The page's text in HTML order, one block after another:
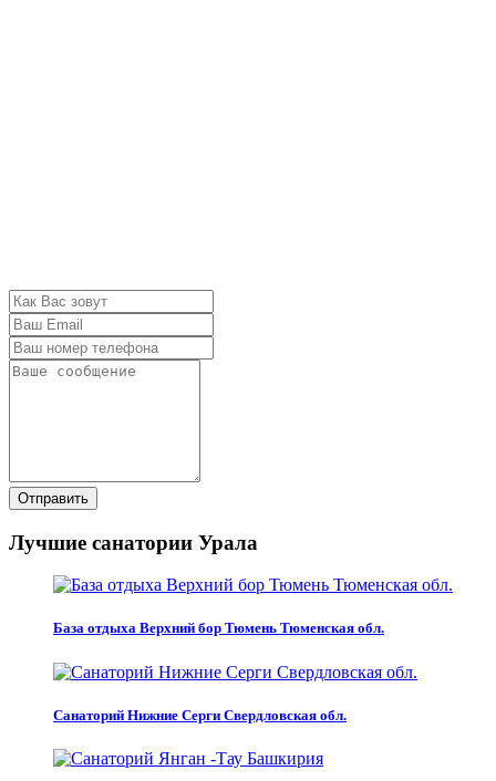
Отправить
Лучшие санатории Урала
База отдыха Верхний бор Тюмень Тюменская обл.
Санаторий Нижние Серги Свердловская обл.